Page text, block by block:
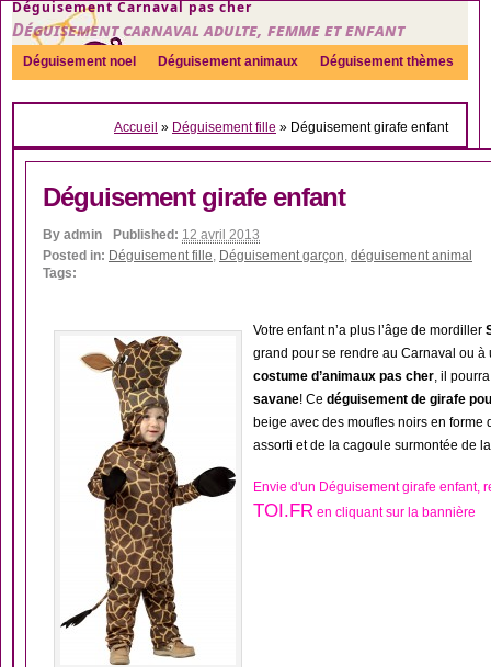
Déguisement Carnaval pas cher
Déguisement carnaval adulte, femme et enfant
Déguisement noel Déguisement animaux Déguisement thèmes
Sexy Déguisement couple Déguisements par genre Idées
Accueil » Déguisement fille » Déguisement girafe enfant
Déguisement girafe enfant
By admin Published: 12 avril 2013
Posted in: Déguisement fille, Déguisement garçon, déguisement animal
Tags:
Votre enfant n’a plus l’âge de mordiller
grand pour se rendre au Carnaval ou
costume d’animaux pas cher, il
savane! Ce déguisement de girafe
beige avec des moufles noirs en
assorti et de la cagoule surmontée de
Envie d'un Déguisement girafe enfant,
TOI.FR en cliquant sur la bannière